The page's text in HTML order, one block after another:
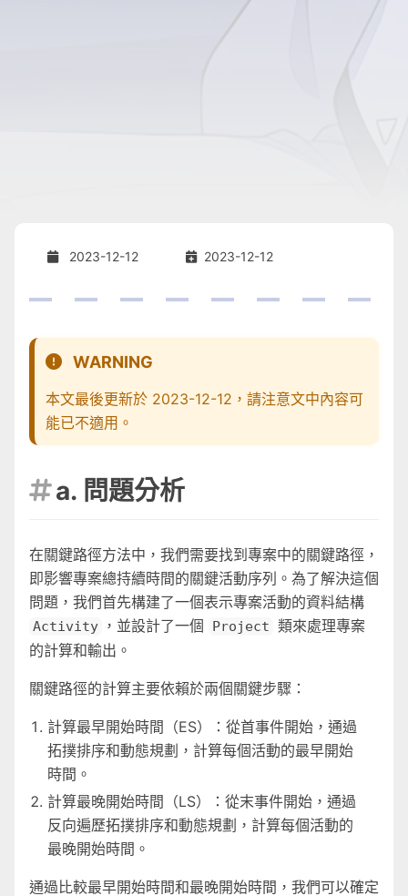
2023-12-12 2023-12-12
WARNING
本文最後更新於 2023-12-12，請注意文中內容可
能已不適用。
a. 問題分析
在關鍵路徑方法中，我們需要找到專案中的關鍵路徑，
即影響專案總持續時間的關鍵活動序列。為了解決這個
問題，我們首先構建了一個表示專案活動的資料結構
Activity ，並設計了一個 Project 類來處理專案
的計算和輸出。
關鍵路徑的計算主要依賴於兩個關鍵步驟：
計算最早開始時間（ES）：從首事件開始，通過
拓撲排序和動態規劃，計算每個活動的最早開始
時間。
計算最晚開始時間（LS）：從末事件開始，通過
反向遍歷拓撲排序和動態規劃，計算每個活動的
最晚開始時間。
通過比較最早開始時間和最晚開始時間，我們可以確定